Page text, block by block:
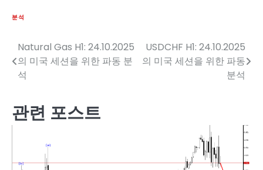
분석
글
탐
Natural Gas H1: 24.10.2025
의 미국 세션을 위한 파동 분
석
USDCHF H1: 24.10.2025
의 미국 세션을 위한 파동
분석
관련 포스트